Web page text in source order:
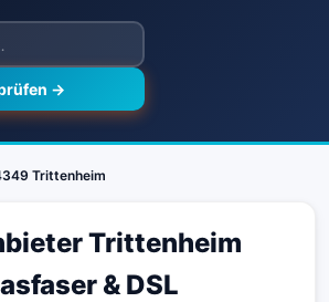
→
Trittenheim
Trittenheim
& DSL